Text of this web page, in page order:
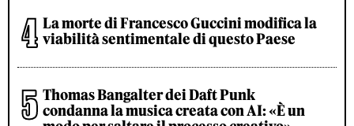
La morte di Francesco Guccini modifica la
viabilità sentimentale di questo Paese
Thomas Bangalter dei Daft Punk
condanna la musica creata con AI: «È un